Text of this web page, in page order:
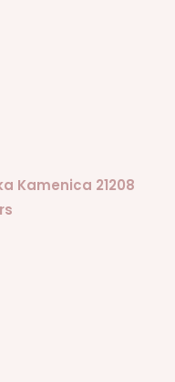
Kamenica 21208